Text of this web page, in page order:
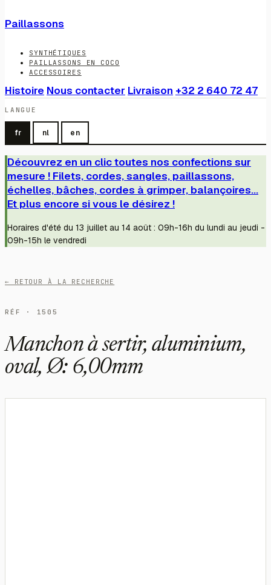
Paillassons
SYNTHÉTIQUES
PAILLASSONS EN COCO
ACCESSOIRES
Histoire Nous contacter Livraison +32 2 640 72 47
LANGUE
fr nl en
Découvrez en un clic toutes nos confections sur
mesure ! Filets, cordes, sangles, paillassons,
échelles, bâches, cordes à grimper, balançoires...
Et plus encore si vous le désirez !
Horaires d'été du 13 juillet au 14 août : 09h-16h du lundi au jeudi -
09h-15h le vendredi
← RETOUR À LA RECHERCHE
RÉF · 1505
Manchon à sertir, aluminium,
oval, Ø: 6,00mm